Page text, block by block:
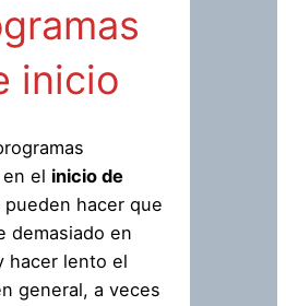
inicio
el inicio de
pueden hacer que
demasiado en
hacer lento el
general, a veces